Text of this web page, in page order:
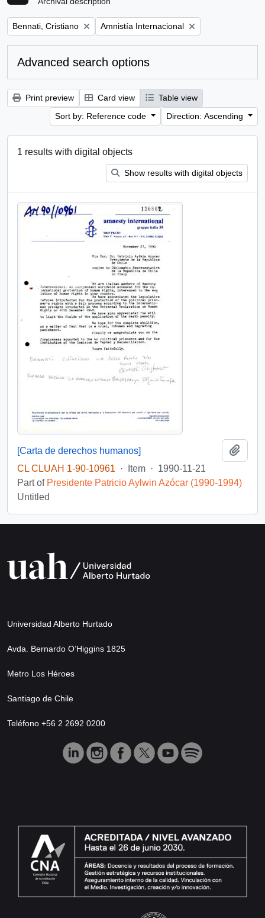
Remove filter:
Bennati, Cristiano Remove filter:
Amnistía Internacional
Advanced search options
Print preview Card view
Table view
Sort by: Reference code
Direction: Ascending
1 results with digital objects
Show results with digital objects
[Carta de derechos humanos]
CL CLUAH 1-90-10961
· Item · 1990-11-21
Part of Presidente Patricio Aylwin Azócar (1990-1994)
Untitled
Universidad Alberto Hurtado
Avda. Bernardo O’Higgins 1825
Metro Los Héroes
Santiago de Chile
Teléfono +56 2 2692 0200